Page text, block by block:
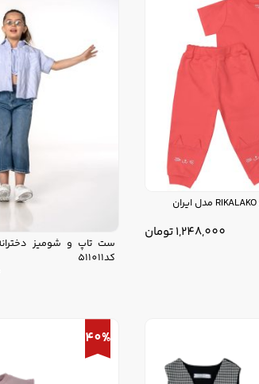
1,248,000تومان
کد511011
40%